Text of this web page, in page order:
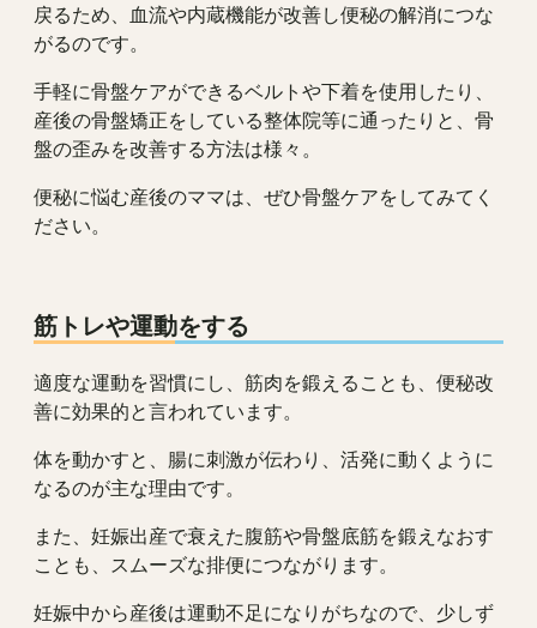
戻るため、血流や内蔵機能が改善し便秘の解消につな
がるのです。
手軽に骨盤ケアができるベルトや下着を使用したり、
産後の骨盤矯正をしている整体院等に通ったりと、骨
盤の歪みを改善する方法は様々。
便秘に悩む産後のママは、ぜひ骨盤ケアをしてみてく
ださい。
筋トレや運動をする
適度な運動を習慣にし、筋肉を鍛えることも、便秘改
善に効果的と言われています。
体を動かすと、腸に刺激が伝わり、活発に動くように
なるのが主な理由です。
また、妊娠出産で衰えた腹筋や骨盤底筋を鍛えなおす
ことも、スムーズな排便につながります。
妊娠中から産後は運動不足になりがちなので、少しず